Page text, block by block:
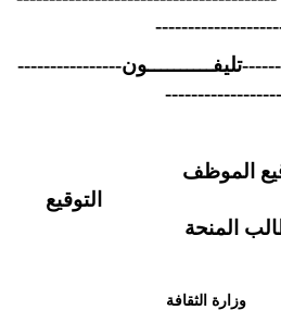
تليفــــــــــون----------------
الموظف
التوقيع
المنحة
الثقافة